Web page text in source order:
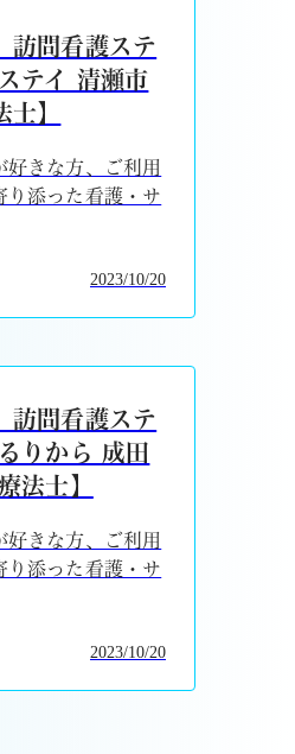
訪問看護ステ
テイ 清瀬市
士】
好きな方、ご利用
り添った看護・サ
2023/10/20
訪問看護ステ
りから 成田
法士】
好きな方、ご利用
り添った看護・サ
2023/10/20